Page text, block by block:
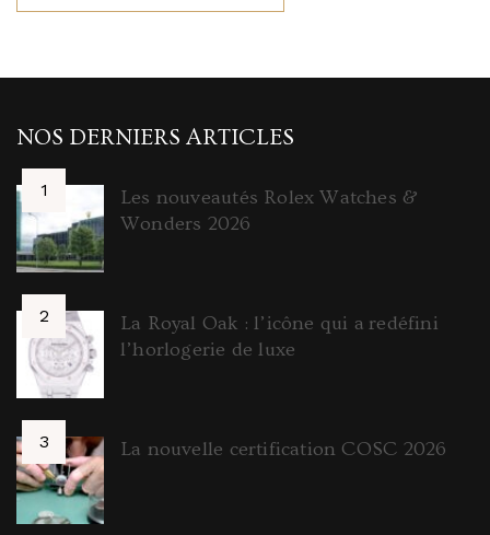
NOS DERNIERS ARTICLES
Les nouveautés Rolex Watches &
Wonders 2026
La Royal Oak : l’icône qui a redéfini
l’horlogerie de luxe
La nouvelle certification COSC 2026